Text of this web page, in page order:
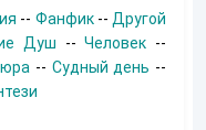
-- Фанфик-- Другой
Душ --Человек --
-- Судный день --